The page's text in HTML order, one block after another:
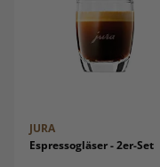
JURA
Espressogläser - 2er-Set